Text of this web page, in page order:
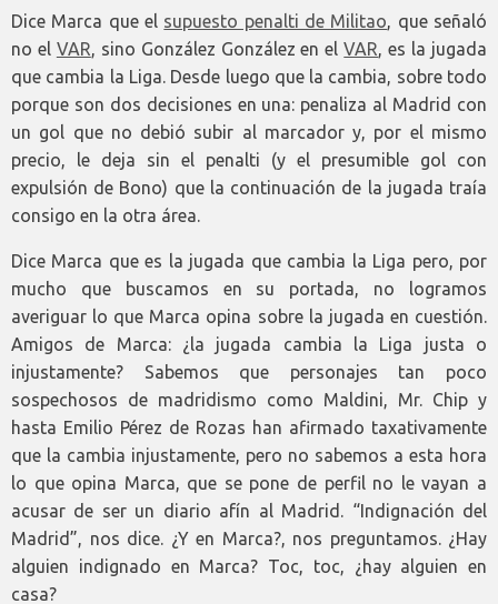
Dice Marca que el supuesto penalti de Militao, que señaló
no el VAR, sino González González en elVAR, es la jugada
que cambia la Liga. Desde luego que la cambia, sobre todo
porque son dos decisiones en una: penaliza al Madrid con
un gol que no debió subir al marcador y, por el mismo
precio, le deja sin el penalti (y el presumible gol con
expulsión de Bono) que la continuación de la jugada traía
consigo en la otra área.
Dice Marca que es la jugada que cambia la Liga pero, por
mucho que buscamos en su portada, no logramos
averiguar lo que Marca opina sobre la jugada en cuestión.
Amigos de Marca: ¿la jugada cambia la Liga justa o
injustamente? Sabemos que personajes tan poco
sospechosos de madridismo como Maldini, Mr. Chip y
hasta Emilio Pérez de Rozas han afirmado taxativamente
que la cambia injustamente, pero no sabemos a esta hora
lo que opina Marca, que se pone de perfil no le vayan a
acusar de ser un diario afín al Madrid. “Indignación del
Madrid”, nos dice. ¿Y en Marca?, nos preguntamos. ¿Hay
alguien indignado en Marca? Toc, toc, ¿hay alguien en
casa?